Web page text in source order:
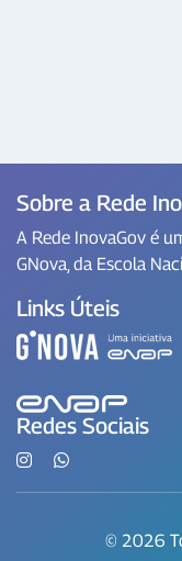
Sobre a Rede
A Rede InovaGov é
GNova, da Escola
Links Úteis
Redes Sociais
© 2026